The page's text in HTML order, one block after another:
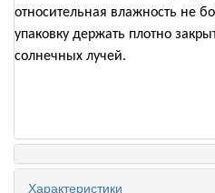
относительная влажность не
упаковку держать плотно
солнечных лучей.
Характеристики